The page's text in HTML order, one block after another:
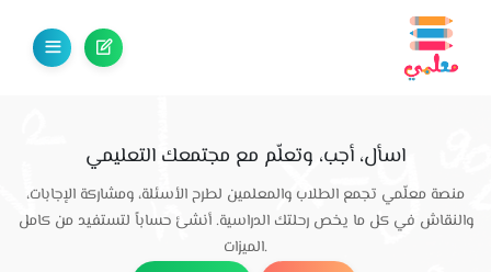
اسأل، أجب، وتعلّم مع مجتمعك التعليمي
منصة معلّمي تجمع الطلاب والمعلمين لطرح الأسئلة، ومشاركة الإجابات،
والنقاش في كل ما يخص رحلتك الدراسية. أنشئ حساباً لتستفيد من كامل
الميزات.